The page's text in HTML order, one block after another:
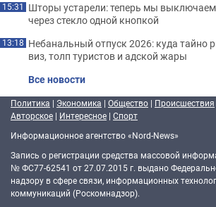
15:31 Шторы устарели: теперь мы
через стекло одной кнопкой
13:18 Небанальный отпуск 2026: куда тайно
виз, толп туристов и адской жары
Все новости
Политика | Экономика | Общество | Происшествия
Авторское | Интересное | Спорт
Информационное агентство «Nord-News»
Запись о регистрации средства массовой
№ ФС77-62541 от 27.07.2015 г. выдано
надзору в сфере связи, информационных
коммуникаций (Роскомнадзор).